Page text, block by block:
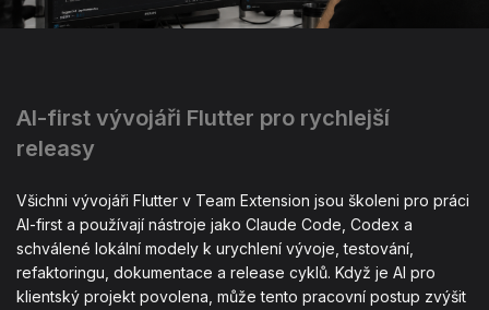
AI-first vývojáři Flutter pro rychlejší
releasy
Všichni vývojáři Flutter v Team Extension jsou školeni pro práci
AI-first a používají nástroje jako Claude Code, Codex a
schválené lokální modely k urychlení vývoje, testování,
refaktoringu, dokumentace a release cyklů. Když je AI pro
klientský projekt povolena, může tento pracovní postup zvýšit